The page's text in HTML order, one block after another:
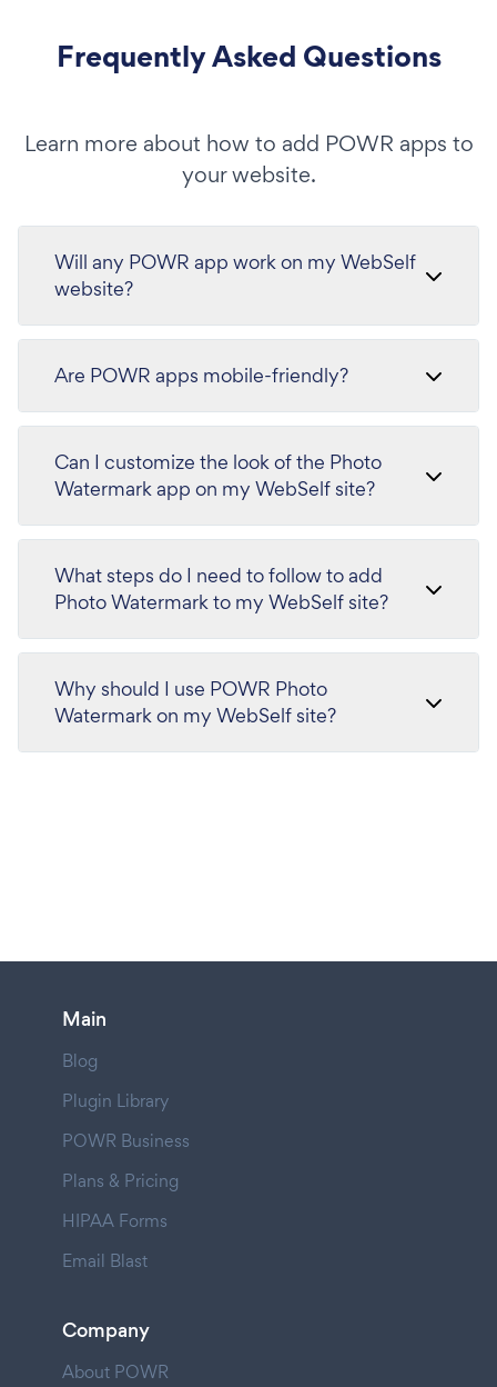
Frequently Asked Questions
Learn more about how to add POWR apps to
your website.
Will any POWR app work on my WebSelf
website?
Are POWR apps mobile-friendly?
Can I customize the look of the Photo
Watermark app on my WebSelf site?
What steps do I need to follow to add
Photo Watermark to my WebSelf site?
Why should I use POWR Photo
Watermark on my WebSelf site?
Main
Blog
Plugin Library
POWR Business
Plans & Pricing
HIPAA Forms
Email Blast
Company
About POWR